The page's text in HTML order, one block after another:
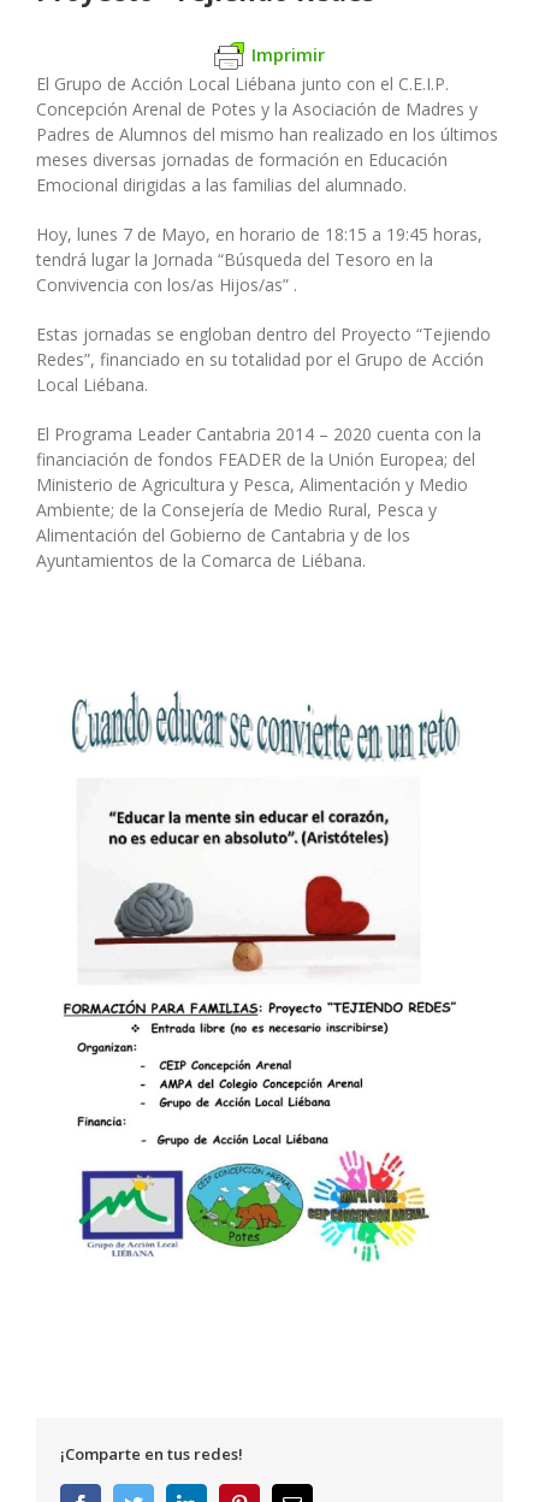
Imprimir
El Grupo de Acción Local Liébana junto con el C.E.I.P.
Concepción Arenal de Potes y la Asociación de Madres y
Padres de Alumnos del mismo han realizado en los últimos
meses diversas jornadas de formación en Educación
Emocional dirigidas a las familias del alumnado.
Hoy, lunes 7 de Mayo, en horario de 18:15 a 19:45 horas,
tendrá lugar la Jornada “Búsqueda del Tesoro en la
Convivencia con los/as Hijos/as” .
Estas jornadas se engloban dentro del Proyecto “Tejiendo
Redes”, financiado en su totalidad por el Grupo de Acción
Local Liébana.
El Programa Leader Cantabria 2014 – 2020 cuenta con la
financiación de fondos FEADER de la Unión Europea; del
Ministerio de Agricultura y Pesca, Alimentación y Medio
Ambiente; de la Consejería de Medio Rural, Pesca y
Alimentación del Gobierno de Cantabria y de los
Ayuntamientos de la Comarca de Liébana.
¡Comparte en tus redes!